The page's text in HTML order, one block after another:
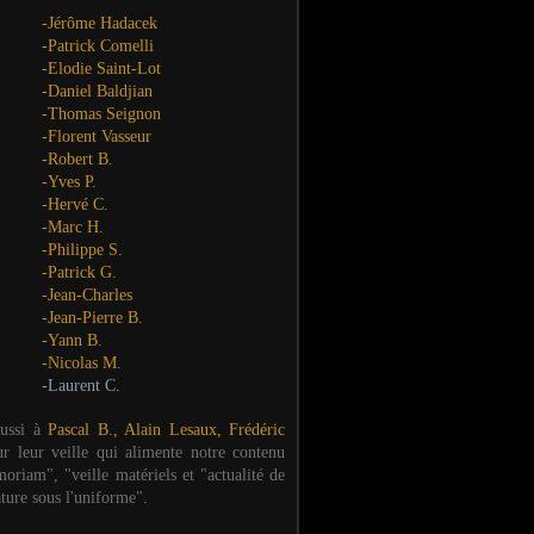
-Jérôme Hadacek
-Patrick Comelli
-Elodie Saint-Lot
-Daniel Baldjian
-Thomas Seignon
-Florent Vasseur
-Robert B.
-Yves P.
-Hervé C.
-Marc H.
-Philippe S.
-Patrick G.
-Jean-Charles
-Jean-Pierre B.
-Yann B.
-Nicolas M.
-Laurent C.
àPascal B., Alain Lesaux, Frédéric
leur veille qui alimente notre contenu
"veille matériels et "actualité de
sous l'uniforme".